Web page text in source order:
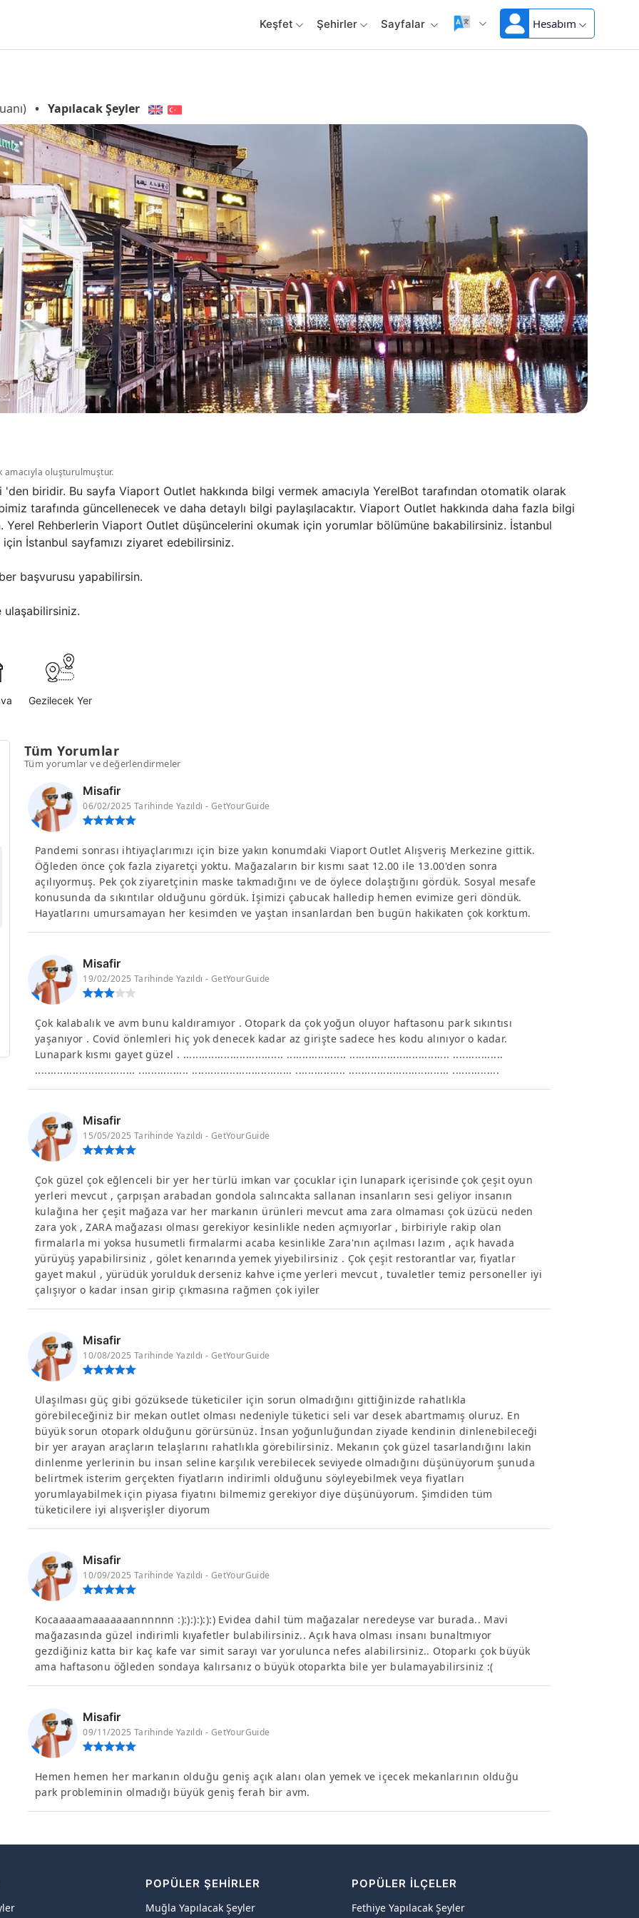
Keşfet Şehirler Sayfalar Hesabım
• Yapılacak Şeyler
oluşturulmuştur.
biridir. Bu sayfa Viaport Outlet hakkında bilgi vermek amacıyla YerelBot tarafından otomatik olarak
tarafında güncellenecek ve daha detaylı bilgi paylaşılacaktır. Viaport Outlet hakkında daha fazla bilgi
Yerel Rehberlerin Viaport Outlet düşüncelerini okumak için yorumlar bölümüne bakabilirsiniz. İstanbul
İstanbul sayfamızı ziyaret edebilirsiniz.
başvurusu yapabilirsin.
ulaşabilirsiniz.
Gezilecek Yer
Tüm Yorumlar
Tüm yorumlar ve değerlendirmeler
Misafir
06/02/2025 Tarihinde Yazıldı - GetYourGuide
Pandemi sonrası ihtiyaçlarımızı için bize yakın konumdaki Viaport Outlet Alışveriş Merkezine gittik.
Öğleden önce çok fazla ziyaretçi yoktu. Mağazaların bir kısmı saat 12.00 ile 13.00'den sonra
açılıyormuş. Pek çok ziyaretçinin maske takmadığını ve de öylece dolaştığını gördük. Sosyal mesafe
konusunda da sıkıntılar olduğunu gördük. İşimizi çabucak halledip hemen evimize geri döndük.
Hayatlarını umursamayan her kesimden ve yaştan insanlardan ben bugün hakikaten çok korktum.
Misafir
19/02/2025 Tarihinde Yazıldı - GetYourGuide
Çok kalabalık ve avm bunu kaldıramıyor . Otopark da çok yoğun oluyor haftasonu park sıkıntısı
yaşanıyor . Covid önlemleri hiç yok denecek kadar az girişte sadece hes kodu alınıyor o kadar.
Lunapark kısmı gayet güzel . ................................ ................... ................................ ................
................................ ................ ................................ ................ ................................ ...............
Misafir
15/05/2025 Tarihinde Yazıldı - GetYourGuide
Çok güzel çok eğlenceli bir yer her türlü imkan var çocuklar için lunapark içerisinde çok çeşit oyun
yerleri mevcut , çarpışan arabadan gondola salıncakta sallanan insanların sesi geliyor insanın
kulağına her çeşit mağaza var her markanın ürünleri mevcut ama zara olmaması çok üzücü neden
zara yok , ZARA mağazası olması gerekiyor kesinlikle neden açmıyorlar , birbiriyle rakip olan
firmalarla mi yoksa husumetli firmalarmi acaba kesinlikle Zara'nın açılması lazım , açık havada
yürüyüş yapabilirsiniz , gölet kenarında yemek yiyebilirsiniz . Çok çeşit restorantlar var, fiyatlar
gayet makul , yürüdük yorulduk derseniz kahve içme yerleri mevcut , tuvaletler temiz personeller iyi
çalışıyor o kadar insan girip çıkmasına rağmen çok iyiler
Misafir
10/08/2025 Tarihinde Yazıldı - GetYourGuide
Ulaşılması güç gibi gözüksede tüketiciler için sorun olmadığını gittiğinizde rahatlıkla
görebileceğiniz bir mekan outlet olması nedeniyle tüketici seli var desek abartmamış oluruz. En
büyük sorun otopark olduğunu görürsünüz. İnsan yoğunluğundan ziyade kendinin dinlenebileceği
bir yer arayan araçların telaşlarını rahatlıkla görebilirsiniz. Mekanın çok güzel tasarlandığını lakin
dinlenme yerlerinin bu insan seline karşılık verebilecek seviyede olmadığını düşünüyorum şunuda
belirtmek isterim gerçekten fiyatların indirimli olduğunu söyleyebilmek veya fiyatları
yorumlayabilmek için piyasa fiyatını bilmemiz gerekiyor diye düşünüyorum. Şimdiden tüm
tüketicilere iyi alışverişler diyorum
Misafir
10/09/2025 Tarihinde Yazıldı - GetYourGuide
Kocaaaaamaaaaaaannnnnn :):):):):):) Evidea dahil tüm mağazalar neredeyse var burada.. Mavi
mağazasında güzel indirimli kıyafetler bulabilirsiniz.. Açık hava olması insanı bunaltmıyor
gezdiğiniz katta bir kaç kafe var simit sarayı var yorulunca nefes alabilirsiniz.. Otoparkı çok büyük
ama haftasonu öğleden sondaya kalırsanız o büyük otoparkta bile yer bulamayabilirsiniz :(
Misafir
09/11/2025 Tarihinde Yazıldı - GetYourGuide
Hemen hemen her markanın olduğu geniş açık alanı olan yemek ve içecek mekanlarının olduğu
park probleminin olmadığı büyük geniş ferah bir avm.
POPÜLER ŞEHIRLER
Muğla Yapılacak Şeyler
POPÜLER İLÇELER
Fethiye Yapılacak Şeyler